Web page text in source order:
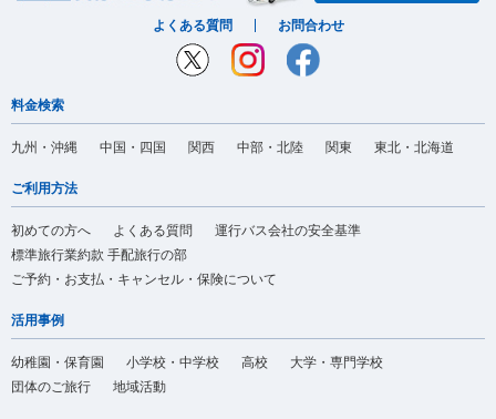
よくある質問 お問合わせ
料金検索
九州・沖縄 中国・四国 関西 中部・北陸 関東 東北・北海道
ご利用方法
初めての方へ よくある質問
運行バス会社の安全基準
標準旅行業約款 手配旅行の部
ご予約・お支払・キャンセル・保険について
活用事例
幼稚園・保育園 小学校・中学校 高校
大学・専門学校
団体のご旅行
地域活動